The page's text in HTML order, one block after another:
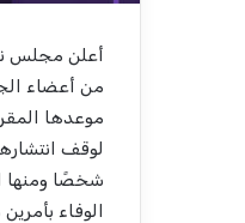
أعلن مجلس
من أعضاء
شخصًا ومنها
الوفاء